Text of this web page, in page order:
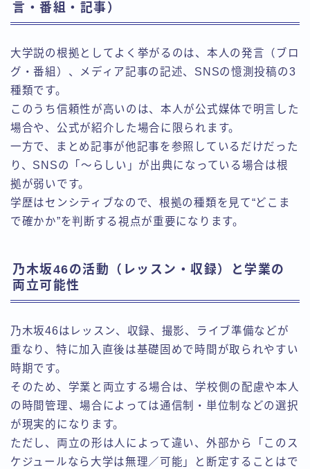
言・番組・記事）
大学説の根拠としてよく挙がるのは、本人の発言（ブロ
グ・番組）、メディア記事の記述、SNSの憶測投稿の3
種類です。
このうち信頼性が高いのは、本人が公式媒体で明言した
場合や、公式が紹介した場合に限られます。
一方で、まとめ記事が他記事を参照しているだけだった
り、SNSの「〜らしい」が出典になっている場合は根
拠が弱いです。
学歴はセンシティブなので、根拠の種類を見て“どこま
で確かか”を判断する視点が重要になります。
乃木坂46の活動（レッスン・収録）と学業の
両立可能性
乃木坂46はレッスン、収録、撮影、ライブ準備などが
重なり、特に加入直後は基礎固めで時間が取られやすい
時期です。
そのため、学業と両立する場合は、学校側の配慮や本人
の時間管理、場合によっては通信制・単位制などの選択
が現実的になります。
ただし、両立の形は人によって違い、外部から「このス
ケジュールなら大学は無理／可能」と断定することはで